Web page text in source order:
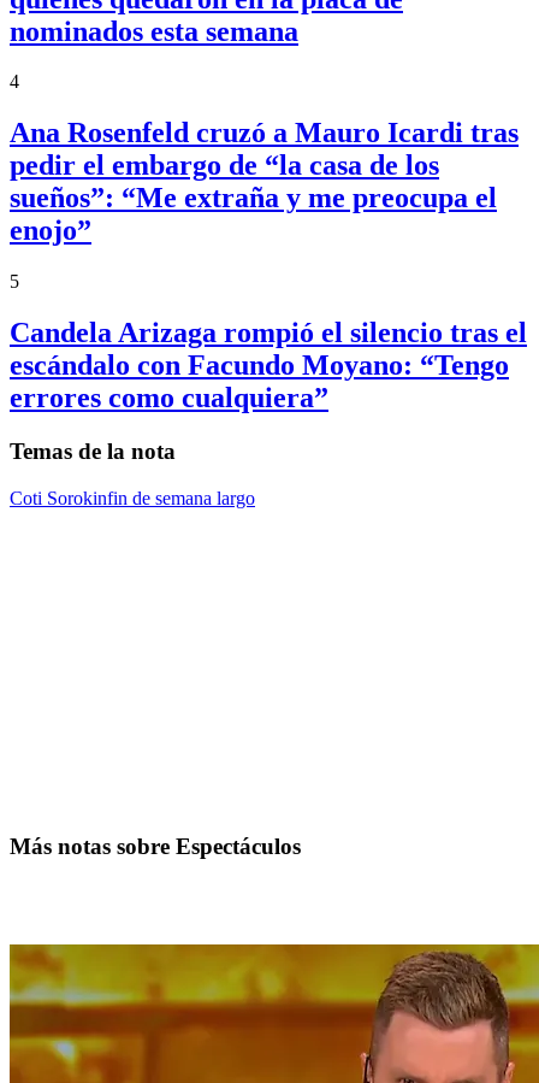
nominados esta semana
4
Ana Rosenfeld cruzó a Mauro Icardi tras
pedir el embargo de “la casa de los
sueños”: “Me extraña y me preocupa el
enojo”
5
Candela Arizaga rompió el silencio tras el
escándalo con Facundo Moyano: “Tengo
errores como cualquiera”
Temas de la nota
Coti Sorokinfin de semana largo
Más notas sobre Espectáculos